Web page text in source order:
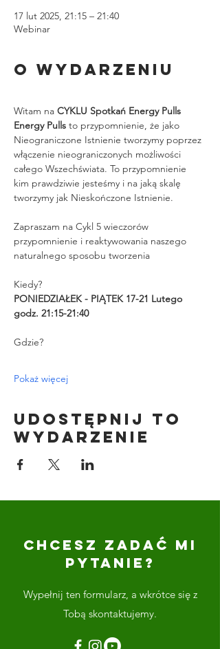
17 lut 2025, 21:15 – 21:40
Webinar
O wydarzeniu
Witam na CYKLU Spotkań Energy Pulls
Energy Pulls to przypomnienie, że jako
Nieograniczone Istnienie tworzymy poprzez
włączenie nieograniczonych możliwości
całego Wszechświata. To przypomnienie
kim prawdziwie jesteśmy i na jaką skalę
tworzymy jak Nieskończone Istnienie.
Zapraszam na Cykl 5 wieczorów
przypomnienie i reaktywowania naszego
naturalnego sposobu tworzenia
Kiedy?
PONIEDZIAŁEK - PIĄTEK 17-21 Lutego
godz. 21:15-21:40
Gdzie?
Pokaż więcej
Udostępnij to
wydarzenie
CHCESZ ZADAĆ MI
PYTANIE?
Wypełnij ten formularz, a wkrótce się z
Tobą skontaktujemy.